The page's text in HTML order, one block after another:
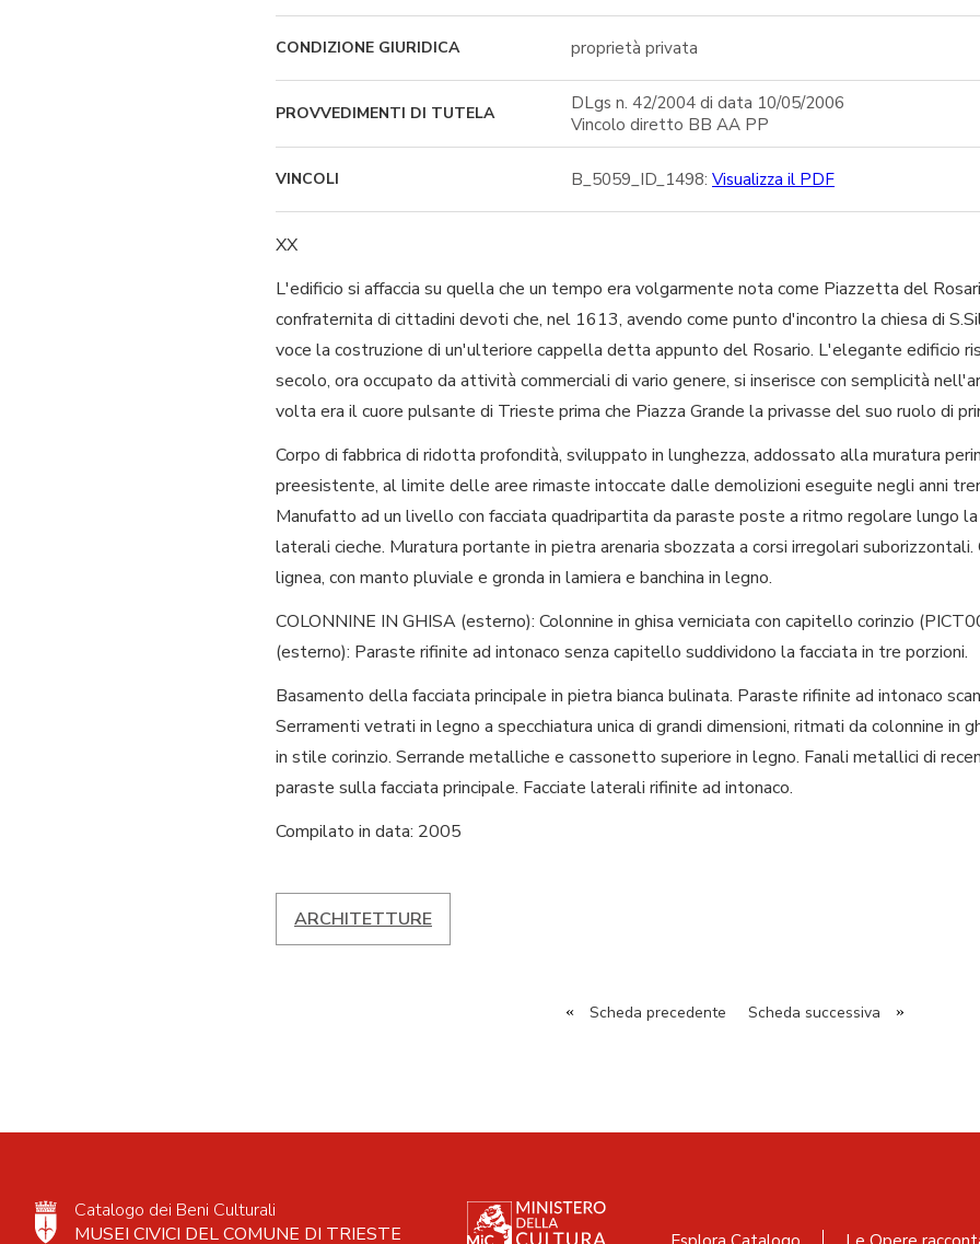
CONDIZIONE GIURIDICA proprietà privata
PROVVEDIMENTI DI TUTELA
DLgs n. 42/2004 di data 10/05/2006
Vincolo diretto BB AA PP
VINCOLI B_5059_ID_1498: Visualizza il PDF
XX
L'edificio si affaccia su quella che un tempo era volgarmente nota come Piazzetta del
confraternita di cittadini devoti che, nel 1613, avendo come punto d'incontro la chiesa di
voce la costruzione di un'ulteriore cappella detta appunto del Rosario. L'elegante edificio
secolo, ora occupato da attività commerciali di vario genere, si inserisce con semplicità
volta era il cuore pulsante di Trieste prima che Piazza Grande la privasse del suo ruolo di
Corpo di fabbrica di ridotta profondità, sviluppato in lunghezza, addossato alla muratura
preesistente, al limite delle aree rimaste intoccate dalle demolizioni eseguite negli anni
Manufatto ad un livello con facciata quadripartita da paraste poste a ritmo regolare lungo la
laterali cieche. Muratura portante in pietra arenaria sbozzata a corsi irregolari
lignea, con manto pluviale e gronda in lamiera e banchina in legno.
COLONNINE IN GHISA (esterno): Colonnine in ghisa verniciata con capitello corinzio
(esterno): Paraste rifinite ad intonaco senza capitello suddividono la facciata in tre porzioni.
Basamento della facciata principale in pietra bianca bulinata. Paraste rifinite ad intonaco
Serramenti vetrati in legno a specchiatura unica di grandi dimensioni, ritmati da colonnine in
in stile corinzio. Serrande metalliche e cassonetto superiore in legno. Fanali metallici di
paraste sulla facciata principale. Facciate laterali rifinite ad intonaco.
Compilato in data: 2005
ARCHITETTURE
« Scheda precedente Scheda successiva »
Catalogo dei Beni Culturali
MUSEI CIVICI DEL COMUNE DI TRIESTE